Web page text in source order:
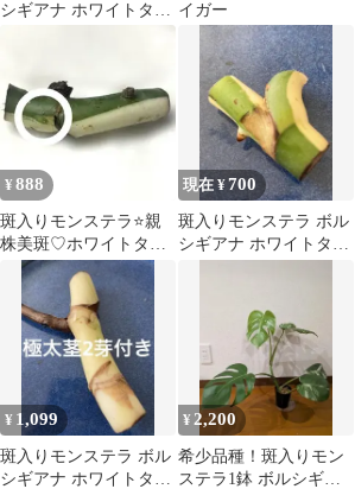
シギアナ ホワイトタイ イガー
¥ 888
斑入りモンステラ⭐️親
株美斑♡ホワイトタイ
ガー⭐️茎
現在 ¥700
斑入りモンステラ ボル
シギアナ ホワイトタイ
¥ 1,099
斑入りモンステラ ボル
シギアナ ホワイトタイ
¥ 2,200
希少品種！斑入りモン
ステラ1鉢 ボルシギア